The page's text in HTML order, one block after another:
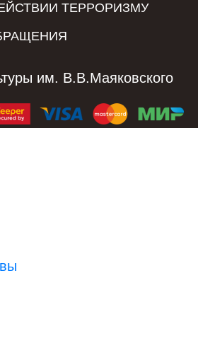
ТЕРРОРИЗМУ
им. В.В.Маяковского